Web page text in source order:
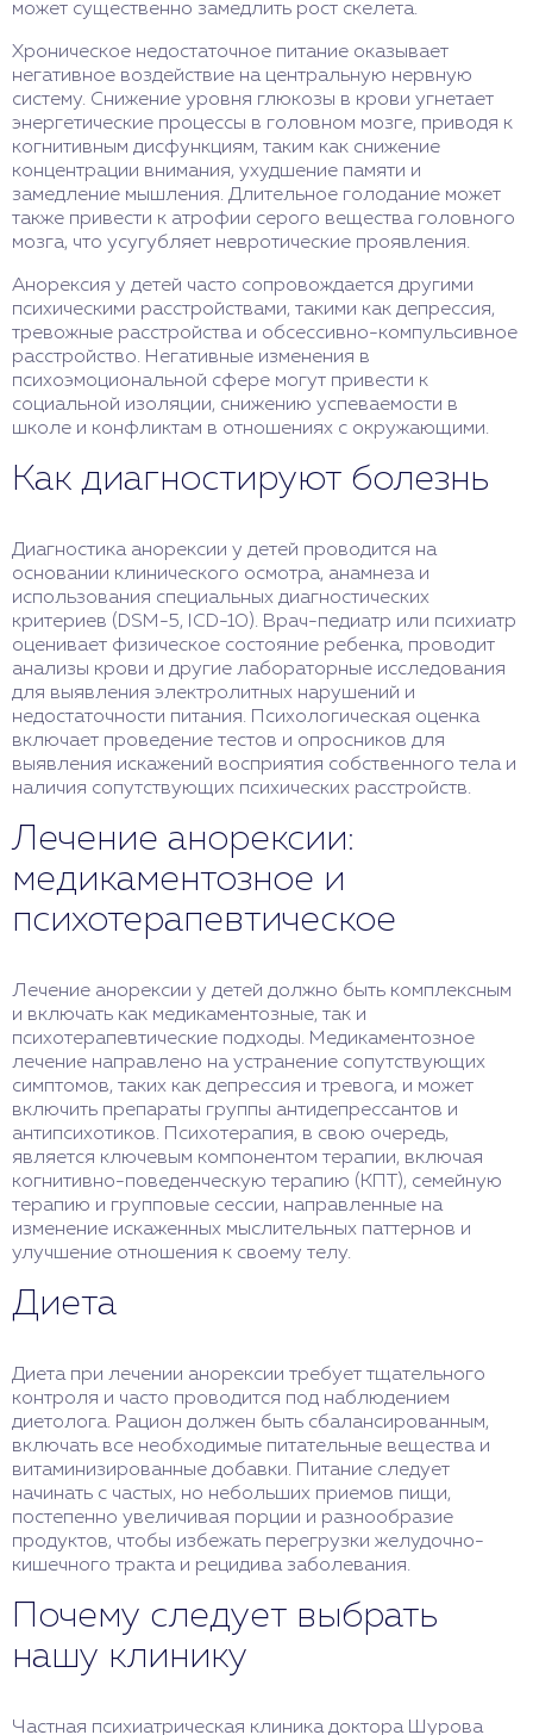
может существенно замедлить рост скелета.
Хроническое недостаточное питание оказывает
негативное воздействие на центральную нервную
систему. Снижение уровня глюкозы в крови угнетает
энергетические процессы в головном мозге, приводя к
когнитивным дисфункциям, таким как снижение
концентрации внимания, ухудшение памяти и
замедление мышления. Длительное голодание может
также привести к атрофии серого вещества головного
мозга, что усугубляет невротические проявления.
Анорексия у детей часто сопровождается другими
психическими расстройствами, такими как депрессия,
тревожные расстройства и обсессивно-компульсивное
расстройство. Негативные изменения в
психоэмоциональной сфере могут привести к
социальной изоляции, снижению успеваемости в
школе и конфликтам в отношениях с окружающими.
Как диагностируют болезнь
Диагностика анорексии у детей проводится на
основании клинического осмотра, анамнеза и
использования специальных диагностических
критериев (DSM-5, ICD-10). Врач-педиатр или психиатр
оценивает физическое состояние ребенка, проводит
анализы крови и другие лабораторные исследования
для выявления электролитных нарушений и
недостаточности питания. Психологическая оценка
включает проведение тестов и опросников для
выявления искажений восприятия собственного тела и
наличия сопутствующих психических расстройств.
Лечение анорексии:
медикаментозное и
психотерапевтическое
Лечение анорексии у детей должно быть комплексным
и включать как медикаментозные, так и
психотерапевтические подходы. Медикаментозное
лечение направлено на устранение сопутствующих
симптомов, таких как депрессия и тревога, и может
включить препараты группы антидепрессантов и
антипсихотиков. Психотерапия, в свою очередь,
является ключевым компонентом терапии, включая
когнитивно-поведенческую терапию (КПТ), семейную
терапию и групповые сессии, направленные на
изменение искаженных мыслительных паттернов и
улучшение отношения к своему телу.
Диета
Диета при лечении анорексии требует тщательного
контроля и часто проводится под наблюдением
диетолога. Рацион должен быть сбалансированным,
включать все необходимые питательные вещества и
витаминизированные добавки. Питание следует
начинать с частых, но небольших приемов пищи,
постепенно увеличивая порции и разнообразие
продуктов, чтобы избежать перегрузки желудочно-
кишечного тракта и рецидива заболевания.
Почему следует выбрать
нашу клинику
Частная психиатрическая клиника доктора Шурова